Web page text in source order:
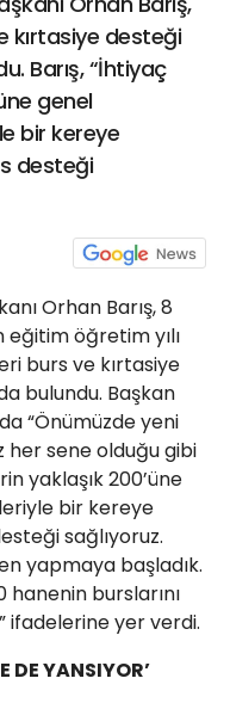
kırtasiye desteği
Barış, “İhtiyaç
genel
bir kereye
desteği
Orhan Barış, 8
öğretim yılı
burs ve kırtasiye
bulundu. Başkan
“Önümüzde yeni
sene olduğu gibi
yaklaşık 200’üne
bir kereye
sağlıyoruz.
yapmaya başladık.
hanenin burslarını
ifadelerine yer verdi.
DE YANSIYOR’